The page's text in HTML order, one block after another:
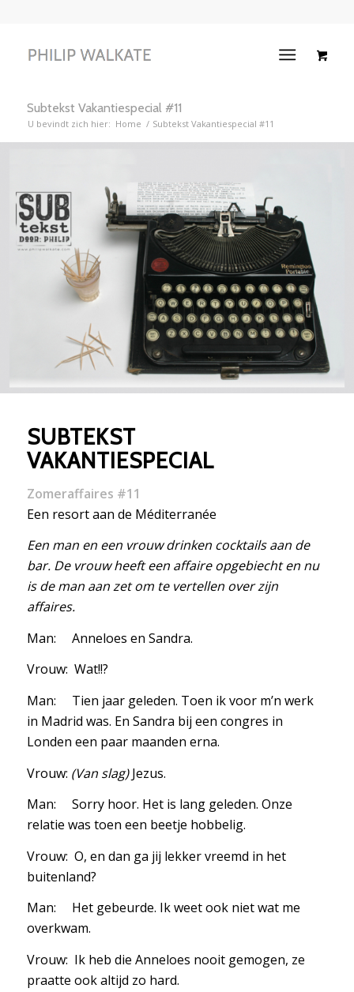
Subtekst Vakantiespecial #11
U bevindt zich hier: Home / Subtekst Vakantiespecial #11
SUBTEKST
VAKANTIESPECIAL
Zomeraffaires #11
Een resort aan de Méditerranée
Een man en een vrouw drinken cocktails aan de
bar. De vrouw heeft een affaire opgebiecht en nu
is de man aan zet om te vertellen over zijn
affaires.
Man: Anneloes en Sandra.
Vrouw: Wat!!?
Man: Tien jaar geleden. Toen ik voor m’n werk
in Madrid was. En Sandra bij een congres in
Londen een paar maanden erna.
Vrouw: (Van slag)Jezus.
Man: Sorry hoor. Het is lang geleden. Onze
relatie was toen een beetje hobbelig.
Vrouw: O, en dan ga jij lekker vreemd in het
buitenland?
Man: Het gebeurde. Ik weet ook niet wat me
overkwam.
Vrouw: Ik heb die Anneloes nooit gemogen, ze
praatte ook altijd zo hard.